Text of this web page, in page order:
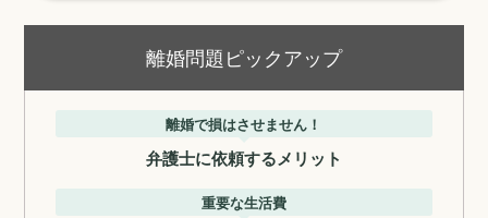
離婚問題ピックアップ
離婚で損はさせません！
弁護士に依頼するメリット
重要な生活費